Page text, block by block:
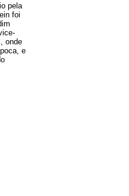
pela
foi
onde
e